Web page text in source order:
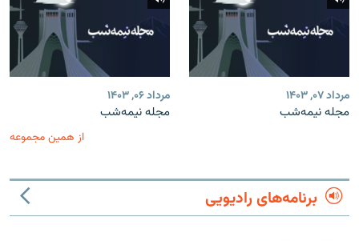
مرداد ۰۷, ۱۴۰۳
مجله نیمه‌شب
مرداد ۰۶, ۱۴۰۳
مجله نیمه‌شب
از همین مجموعه
برنامه‌های رادیویی